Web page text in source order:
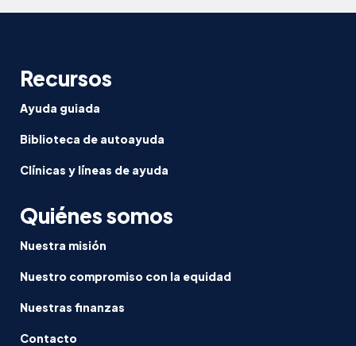
Recursos
Ayuda guiada
Biblioteca de autoayuda
Clínicas y líneas de ayuda
Quiénes somos
Nuestra misión
Nuestro compromiso con la equidad
Nuestras finanzas
Contacto